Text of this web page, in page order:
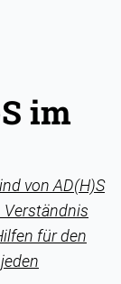
im
von AD(H)S
Verständnis
für den